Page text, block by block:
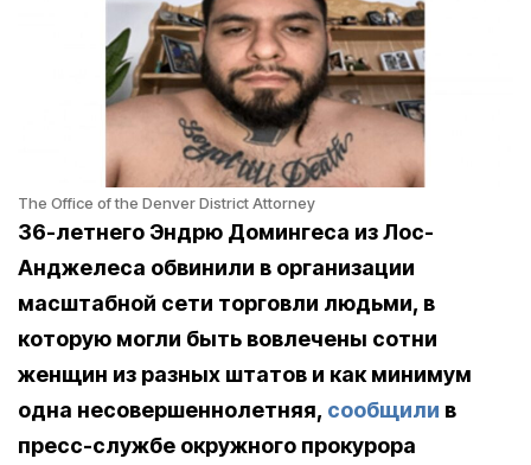
The Office of the Denver District Attorney
36-летнего Эндрю Домингеса из Лос-
Анджелеса обвинили в организации
масштабной сети торговли людьми, в
которую могли быть вовлечены сотни
женщин из разных штатов и как минимум
одна несовершеннолетняя, сообщили в
пресс-службе окружного прокурора